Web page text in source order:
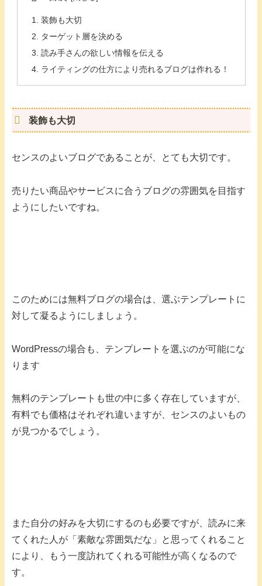
装飾も大切
ターゲット層を決める
読み手さんの欲しい情報を伝える
ライティングの仕方により売れるブログは作れる！
装飾も大切
センスのよいブログであることが、とても大切です。
売りたい商品やサービスに合うブログの雰囲気を目指す
ようにしたいですね。
このためには無料ブログの場合は、選ぶテンプレートに
対して凝るようにしましょう。
WordPressの場合も、テンプレートを選ぶのが可能にな
ります
無料のテンプレートも世の中に多く存在していますが、
有料でも価格はそれぞれ違いますが、センスのよいもの
が見つかるでしょう。
また自分の好みを大切にするのも必要ですが、読みに来
てくれた人が「素敵な雰囲気だな」と思ってくれること
により、もう一度訪れてくれる可能性が高くなるので
す。